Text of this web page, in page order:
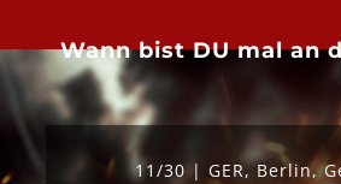
Wann bist DU mal an
11/30 | GER, Berlin,